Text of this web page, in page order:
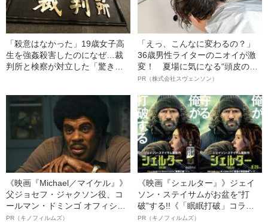
「殺意はなかった」19歳女子高
生を強姦殺害したのになぜ…裁
判所と検察が対立した「驚きの
「えっ、こんなに変わるの？」
36歳男性ライターのニオイが激
変！ 夏場に気になる“頭皮のニ
オイ”や“ベタつき”を解消す
ト”が生み出した徹底ケアとは
PR（株式会社スヴェンソン）
《映画『Michael／マイケル』》
父ジョセフ・ジャクソン役、コ
ールマン・ドミンゴ オフィシャ
ルインタビュー“観客を魅了した
PR（キノフィルムズ）
《映画『シェルター』》ジェイ
ソン・ステイサムがお盆を“打
破”する!!《「眠眠打破」コラ
ボ》
PR（キノフィルムズ）